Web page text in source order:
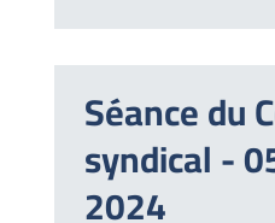
Séance du
syndical -
2024